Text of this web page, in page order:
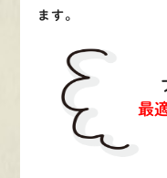
ます。
最